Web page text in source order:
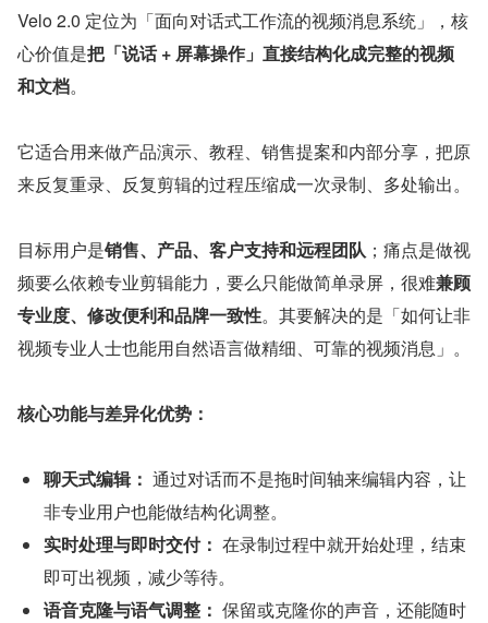
Velo 2.0 定位为「面向对话式工作流的视频消息系统」，核
心价值是把「说话 + 屏幕操作」直接结构化成完整的视频
和文档。
它适合用来做产品演示、教程、销售提案和内部分享，把原
来反复重录、反复剪辑的过程压缩成一次录制、多处输出。
目标用户是销售、产品、客户支持和远程团队 ；痛点是做视
频要么依赖专业剪辑能力，要么只能做简单录屏，很难兼顾
专业度、修改便利和品牌一致性。其要解决的是「如何让非
视频专业人士也能用自然语言做精细、可靠的视频消息」。
核心功能与差异化优势：
聊天式编辑： 通过对话而不是拖时间轴来编辑内容，让
非专业用户也能做结构化调整。
实时处理与即时交付： 在录制过程中就开始处理，结束
即可出视频，减少等待。
语音克隆与语气调整： 保留或克隆你的声音，还能随时